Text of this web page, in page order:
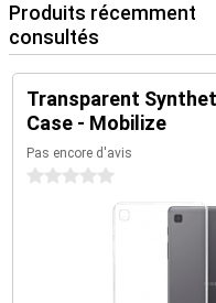
Produits récemment
consultés
Transparent
Case - Mobilize
Pas encore d'avis
0 étoiles